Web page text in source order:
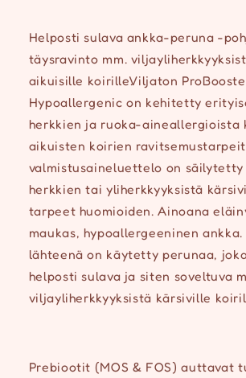
Helposti sulava ankka-peruna -
täysravinto mm.
aikuisille koirille.Viljaton
Hypoallergenic on kehitetty
herkkien ja ruoka-aineallergioista
aikuisten koirien
valmistusaineluettelo on
herkkien tai yliherkkyyksistä
tarpeet huomioiden. Ainoana
maukas, hypoallergeeninen
lähteenä on käytetty perunaa,
helposti sulava ja siten soveltuva
viljayliherkkyyksistä kärsiville
Prebiootit (MOS & FOS) auttavat